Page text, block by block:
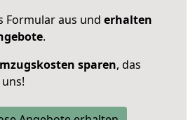
Formular aus und erhalten
.
sparen, das